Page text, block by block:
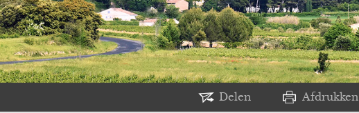
Delen Afdrukken